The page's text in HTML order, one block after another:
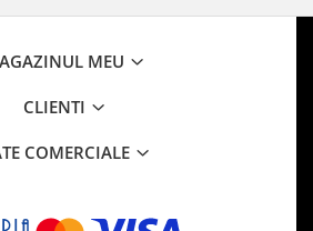
MEU
CLIENTI
COMERCIALE